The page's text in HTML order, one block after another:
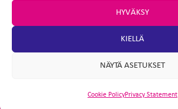
HYVÄKSY
KIELLÄ
NÄYTÄ ASETUKSET
Cookie PolicyPrivacy Statement